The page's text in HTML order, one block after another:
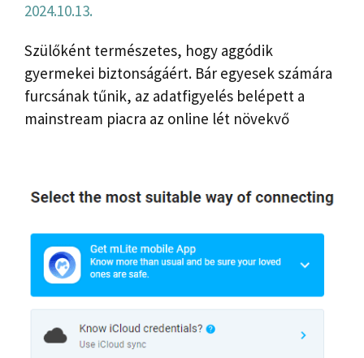
2024.10.13.
Szülőként természetes, hogy aggódik
gyermekei biztonságáért. Bár egyesek számára
furcsának tűnik, az adatfigyelés belépett a
mainstream piacra az online lét növekvő